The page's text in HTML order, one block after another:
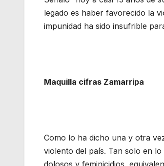
legado es haber favorecido la
impunidad ha sido insufrible
Maquilla cifras Zamarripa
Como lo ha dicho una y otra
violento del país. Tan solo en
dolosos y feminicidios,